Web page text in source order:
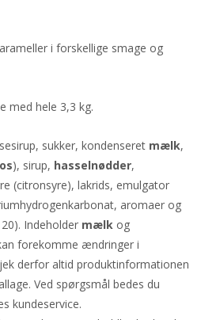
i forskellige smage og
med hele 3,3 kg.
sukker, kondenseret mælk,
), sirup, hasselnødder,
(citronsyre), lakrids, emulgator
aromaer og
Indeholder mælk og
forekomme ændringer i
derfor altid produktinformationen
Ved spørgsmål bedes du
kundeservice.